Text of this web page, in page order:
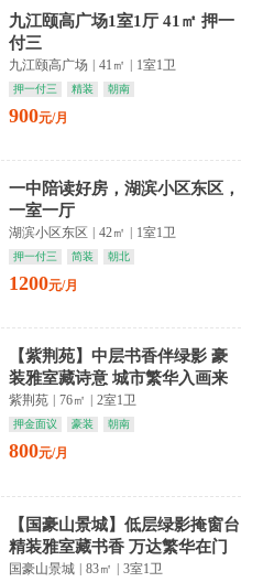
九江颐高广场1室1厅 41㎡ 押一
付三
九江颐高广场 | 41㎡ | 1室1卫
押一付三 精装 朝南
900元/月
一中陪读好房，湖滨小区东区，
一室一厅
湖滨小区东区 42㎡ 1室1卫
押一付三 简装 朝北
1200元/月
【紫荆苑】中层书香伴绿影 豪
装雅室藏诗意 城市繁华入画来
紫荆苑 76㎡ 2室1卫
押金面议 豪装 朝南
800元/月
【国豪山景城】低层绿影掩窗台
精装雅室藏书香 万达繁华在门
外
国豪山景城 | 83㎡ | 3室1卫